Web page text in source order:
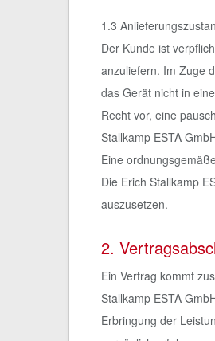
1.3
Der Kunde ist
anzuliefern. Im Zuge
das Gerät nicht in
Recht vor, eine
Stallkamp ESTA
Eine
Die Erich Stallkamp
auszusetzen.
2.
Ein Vertrag kommt
Stallkamp ESTA
Erbringung der